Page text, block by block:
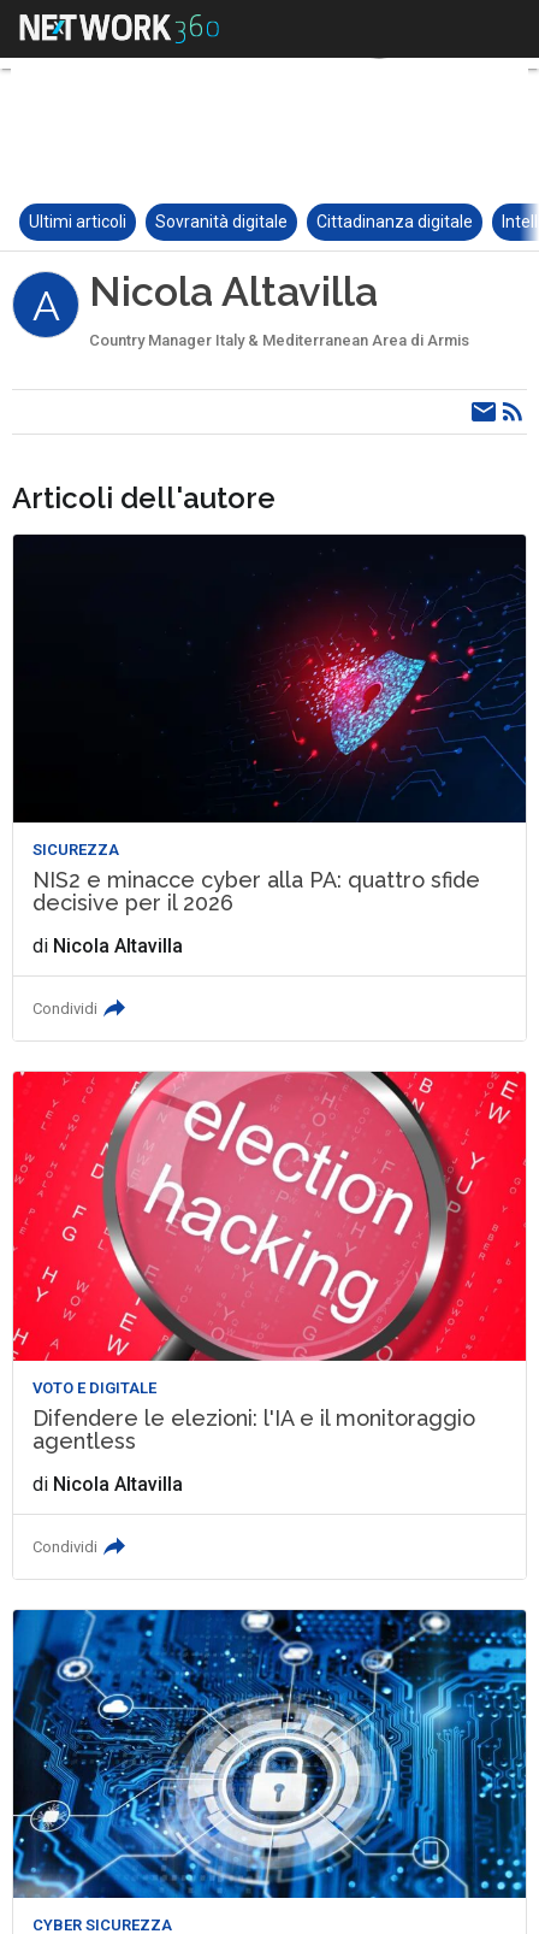
Ultimi articoli Sovranità digitale Cittadinanza digitale
A Nicola Altavilla
Country Manager Italy & Mediterranean Area di Armis
Articoli dell'autore
SICUREZZA
NIS2 e minacce cyber alla PA: quattro sfide
decisive per il 2026
di Nicola Altavilla
Condividi
VOTO E DIGITALE
Difendere le elezioni: l'IA e il monitoraggio
agentless
di Nicola Altavilla
Condividi
CYBER SICUREZZA